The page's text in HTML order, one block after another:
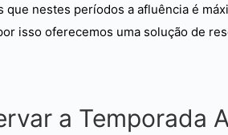
que nestes períodos a afluência é
isso oferecemos uma solução de
a Temporada